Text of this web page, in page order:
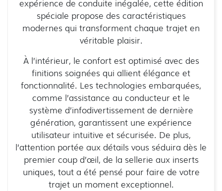
expérience de conduite inégalée, cette édition
spéciale propose des caractéristiques
modernes qui transforment chaque trajet en
véritable plaisir.
À l’intérieur, le confort est optimisé avec des
finitions soignées qui allient élégance et
fonctionnalité. Les technologies embarquées,
comme l’assistance au conducteur et le
système d’infodivertissement de dernière
génération, garantissent une expérience
utilisateur intuitive et sécurisée. De plus,
l’attention portée aux détails vous séduira dès le
premier coup d’œil, de la sellerie aux inserts
uniques, tout a été pensé pour faire de votre
trajet un moment exceptionnel.